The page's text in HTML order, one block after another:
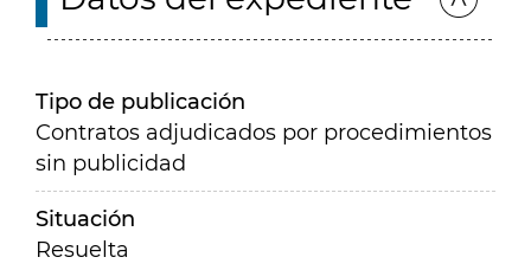
Tipo de publicación
Contratos adjudicados por procedimientos
sin publicidad
Situación
Resuelta